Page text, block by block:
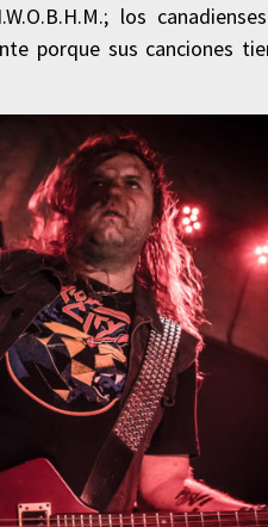
los
porque sus canciones